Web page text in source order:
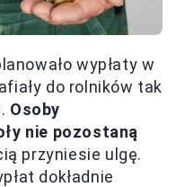
wypłaty w
do rolników tak
Osoby
nie pozostaną
przyniesie ulgę.
dokładnie